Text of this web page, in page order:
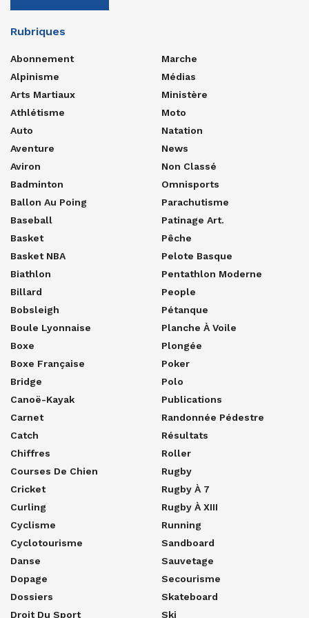
Rubriques
Abonnement
Alpinisme
Arts Martiaux
Athlétisme
Auto
Aventure
Aviron
Badminton
Ballon Au Poing
Baseball
Basket
Basket NBA
Biathlon
Billard
Bobsleigh
Boule Lyonnaise
Boxe
Boxe Française
Bridge
Canoë-Kayak
Carnet
Catch
Chiffres
Courses De Chien
Cricket
Curling
Cyclisme
Cyclotourisme
Danse
Dopage
Dossiers
Droit Du Sport
Marche
Médias
Ministère
Moto
Natation
News
Non Classé
Omnisports
Parachutisme
Patinage Art.
Pêche
Pelote Basque
Pentathlon Moderne
People
Pétanque
Planche À Voile
Plongée
Poker
Polo
Publications
Randonnée Pédestre
Résultats
Roller
Rugby
Rugby À 7
Rugby À XIII
Running
Sandboard
Sauvetage
Secourisme
Skateboard
Ski